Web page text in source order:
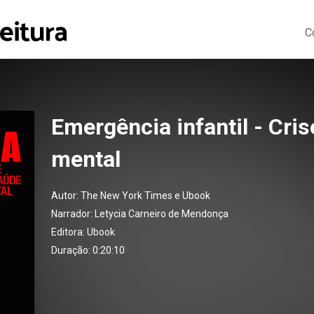
Emergência infantil -
mental
Autor: The New York Times e Ubook
Narrador:
Letycia Carneiro de Mendonça
Editora: Ubook
Duração: 0:20:10